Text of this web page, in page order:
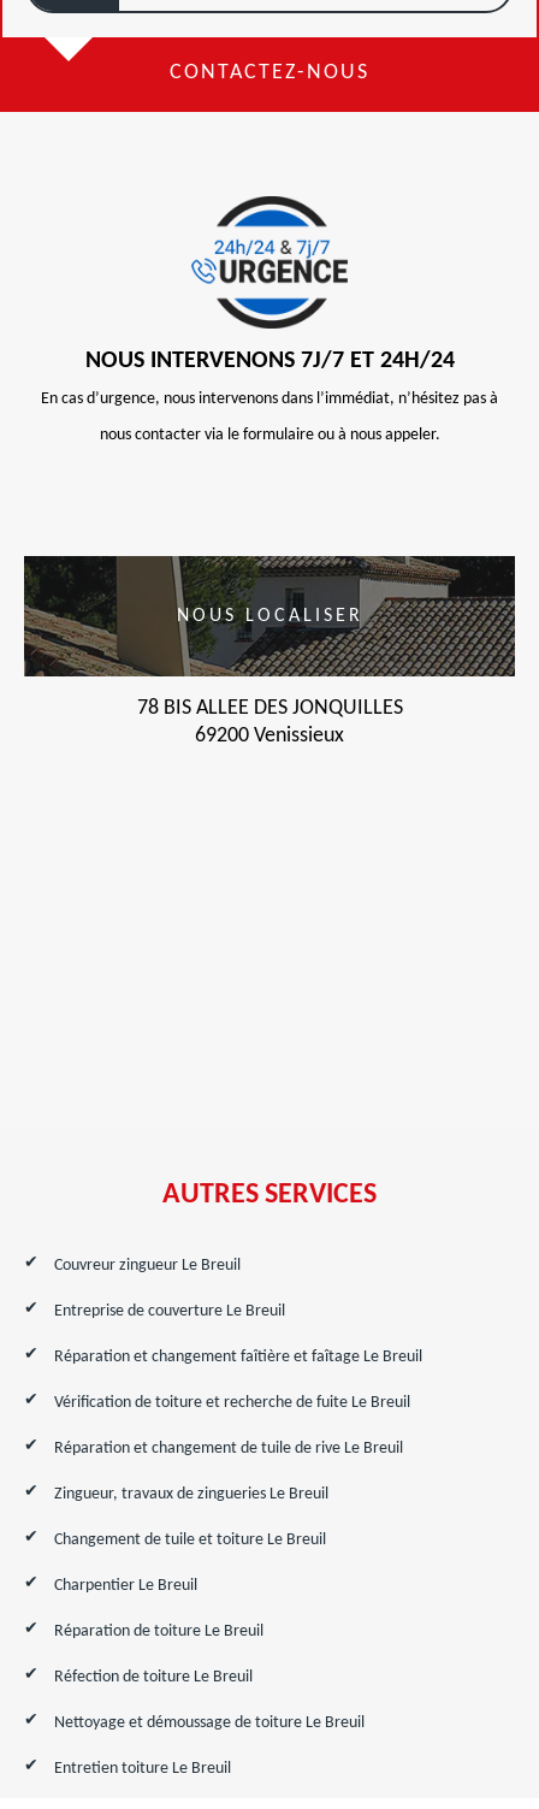
CONTACTEZ-NOUS
NOUS INTERVENONS 7J/7 ET 24H/24
En cas d’urgence, nous intervenons dans l’immédiat, n’hésitez pas à
nous contacter via le formulaire ou à nous appeler.
NOUS LOCALISER
78 BIS ALLEE DES JONQUILLES
69200 Venissieux
AUTRES SERVICES
Couvreur zingueur Le Breuil
Entreprise de couverture Le Breuil
Réparation et changement faîtière et faîtage Le Breuil
Vérification de toiture et recherche de fuite Le Breuil
Réparation et changement de tuile de rive Le Breuil
Zingueur, travaux de zingueries Le Breuil
Changement de tuile et toiture Le Breuil
Charpentier Le Breuil
Réparation de toiture Le Breuil
Réfection de toiture Le Breuil
Nettoyage et démoussage de toiture Le Breuil
Entretien toiture Le Breuil